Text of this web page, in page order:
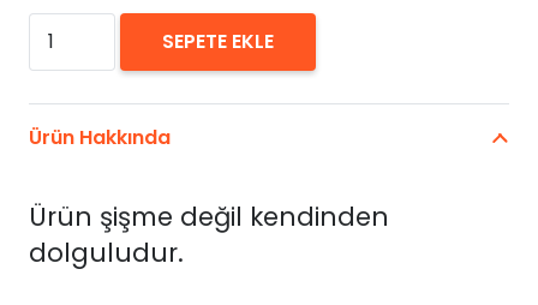
Andoutdoor
BY16
ve
Plaj
Yatağı
adet
SEPETE EKLE
Ürün Hakkında
Ürün şişme değil kendinden
dolguludur.